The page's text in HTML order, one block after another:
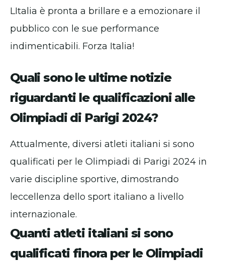
LItalia è pronta a brillare e a emozionare il
pubblico con le sue performance
indimenticabili. Forza Italia!
Quali sono le ultime notizie
riguardanti le qualificazioni alle
Olimpiadi di Parigi 2024?
Attualmente, diversi atleti italiani si sono
qualificati per le Olimpiadi di Parigi 2024 in
varie discipline sportive, dimostrando
leccellenza dello sport italiano a livello
internazionale.
Quanti atleti italiani si sono
qualificati finora per le Olimpiadi